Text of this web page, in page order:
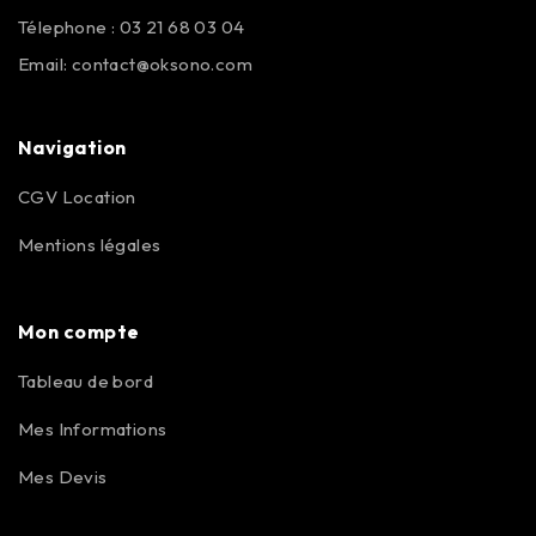
Télephone : 03 21 68 03 04
Email: contact@oksono.com
Navigation
CGV Location
Mentions légales
Mon compte
Tableau de bord
Mes Informations
Mes Devis